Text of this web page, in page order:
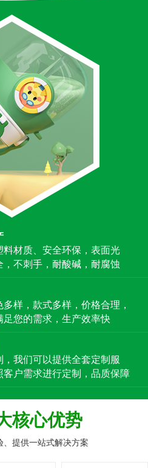
料材质、安全环保，表面光
，不刺手，耐酸碱，耐腐蚀
样，款式多样，价格合理，
足您的需求，生产效率快
，我们可以提供全套定制服
客户需求进行定制，品质保障
核心优势
、提供一站式解决方案